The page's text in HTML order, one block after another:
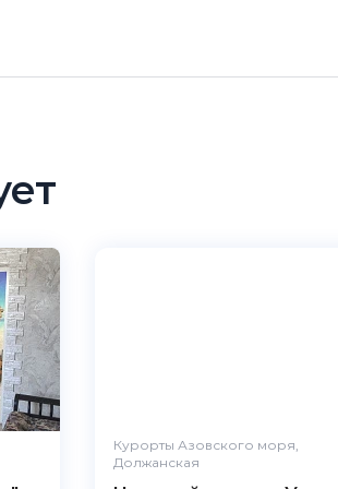
Курорты Азовского моря,
Должанская